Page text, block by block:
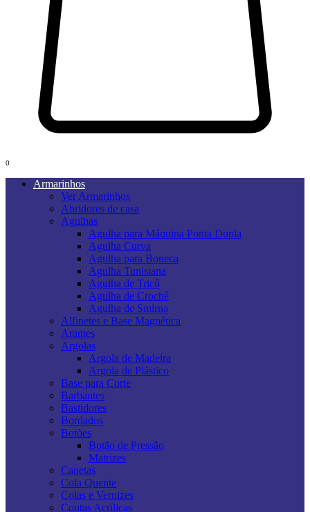
0
Armarinhos
Ver Armarinhos
Abridores de casa
Agulhas
Agulha para Máquina Ponta Dupla
Agulha Curva
Agulha para Boneca
Agulha Tunisiana
Agulha de Tricô
Agulha de Crochê
Agulha de Smirna
Alfinetes e Base Magnética
Arames
Argolas
Argola de Madeira
Argola de Plástico
Base para Corte
Barbantes
Bastidores
Bordados
Botões
Botão de Pressão
Matrizes
Canetas
Cola Quente
Colas e Vernizes
Contas Acrílicas